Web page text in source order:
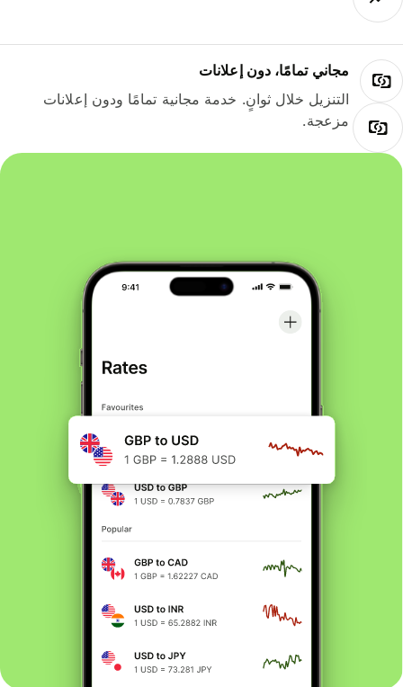
مجاني تمامًا، دون إعلانات
التنزيل خلال ثوانٍ. خدمة مجانية تمامًا ودون إعلانات
مزعجة.